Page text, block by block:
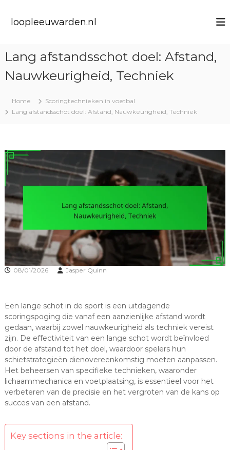
loopleeuwarden.nl
Lang afstandsschot doel: Afstand,
Nauwkeurigheid, Techniek
Home
Scoringtechnieken in voetbal
Lang afstandsschot doel: Afstand, Nauwkeurigheid, Techniek
08/01/2026 Jasper Quinn
Een lange schot in de sport is een uitdagende
scoringspoging die vanaf een aanzienlijke afstand wordt
gedaan, waarbij zowel nauwkeurigheid als techniek vereist
zijn. De effectiviteit van een lange schot wordt beïnvloed
door de afstand tot het doel, waardoor spelers hun
schietstrategieën dienovereenkomstig moeten aanpassen.
Het beheersen van specifieke technieken, waaronder
lichaammechanica en voetplaatsing, is essentieel voor het
verbeteren van de precisie en het vergroten van de kans op
succes van een afstand.
Key sections in the article: